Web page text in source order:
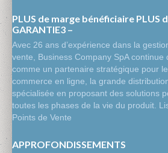
PLUS de marge bénéficiaire PLUS
GARANTIE3 –
Avec 26 ans d’expérience dans la
vente, Business Company SpA continue
comme un partenaire stratégique pour
commerce en ligne, la grande
spécialisée en proposant des solutions
toutes les phases de la vie du produit.
Points de Vente
APPROFONDISSEMENTS